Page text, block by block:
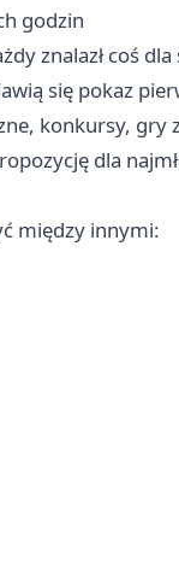
godzin
znalazł coś
się pokaz
konkursy,
dla
między innymi: